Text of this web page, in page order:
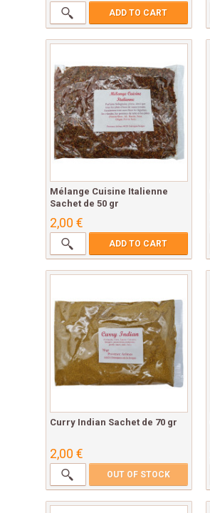
ADD TO CART
Mélange Cuisine Italienne
Sachet de 50 gr
2,00 €
ADD TO CART
Curry Indian Sachet de 70 gr
2,00 €
OUT OF STOCK